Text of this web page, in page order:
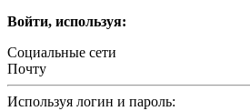
Войти, используя:
Социальные сети
Почту
Используя логин и пароль: